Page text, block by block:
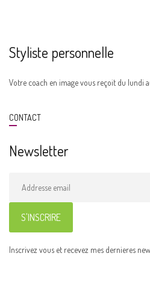
Styliste personnelle
Votre coach en image vous reçoit du lundi
CONTACT
Newsletter
Inscrivez vous et recevez mes dernieres